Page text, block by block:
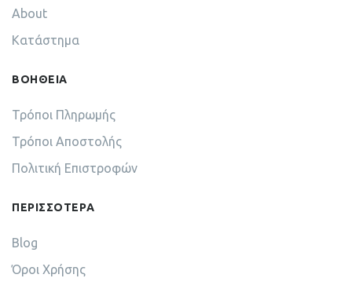
About
Κατάστημα
ΒΟΗΘΕΙΑ
Τρόποι Πληρωμής
Τρόποι Αποστολής
Πολιτική Επιστροφών
ΠΕΡΙΣΣΟΤΕΡΑ
Blog
Όροι Χρήσης